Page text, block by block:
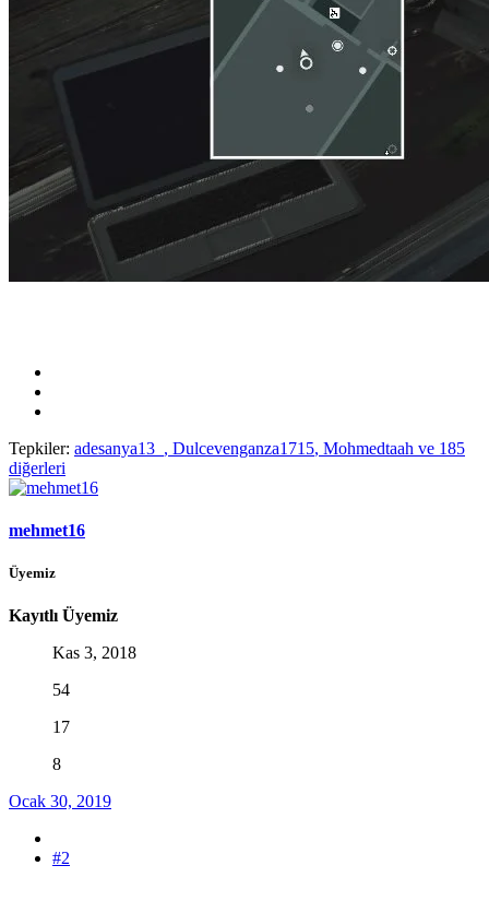
Tepkiler: adesanya13_ , Dulcevenganza1715, Mohmedtaah ve 185
diğerleri
mehmet16
Üyemiz
Kayıtlı Üyemiz
Kas 3, 2018
54
17
8
Ocak 30, 2019
#2